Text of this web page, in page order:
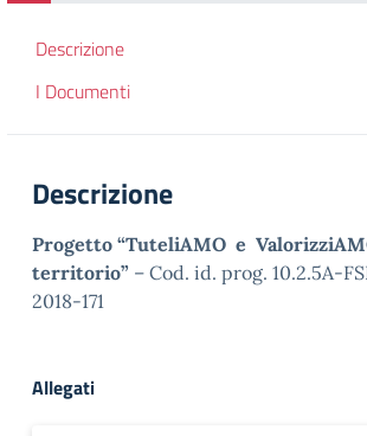
Descrizione
I Documenti
Descrizione
Progetto “TuteliAMO e
territorio” – Cod. id. prog. 10.2.5A-
2018-171
Allegati